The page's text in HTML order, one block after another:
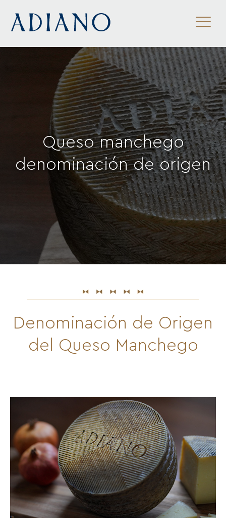
Queso manchego
denominación de origen
Denominación de Origen
del Queso Manchego